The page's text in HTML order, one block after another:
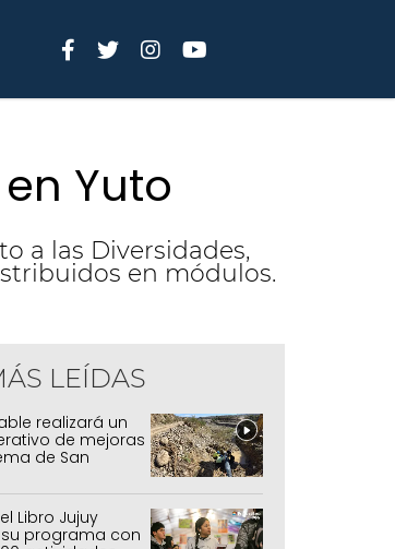
Yuto
a las Diversidades,
en módulos.
LEÍDAS
realizará un
de mejoras
de San
Libro Jujuy
programa con